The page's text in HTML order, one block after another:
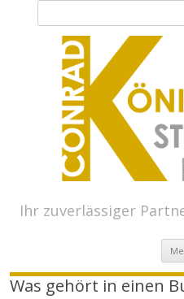
Ihr zuverlässiger
Was gehört in einen